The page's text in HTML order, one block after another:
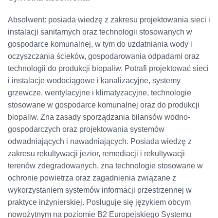
Absolwent: posiada wiedzę z zakresu projektowania sieci i
instalacji sanitarnych oraz technologii stosowanych w
gospodarce komunalnej, w tym do uzdatniania wody i
oczyszczania ścieków, gospodarowania odpadami oraz
technologii do produkcji biopaliw. Potrafi projektować sieci
i instalacje wodociągowe i kanalizacyjne, systemy
grzewcze, wentylacyjne i klimatyzacyjne, technologie
stosowane w gospodarce komunalnej oraz do produkcji
biopaliw. Zna zasady sporządzania bilansów wodno-
gospodarczych oraz projektowania systemów
odwadniających i nawadniających. Posiada wiedzę z
zakresu rekultywacji jezior, remediacji i rekultywacji
terenów zdegradowanych, zna technologie stosowane w
ochronie powietrza oraz zagadnienia związane z
wykorzystaniem systemów informacji przestrzennej w
praktyce inżynierskiej. Posługuje się językiem obcym
nowożytnym na poziomie B2 Europejskiego Systemu